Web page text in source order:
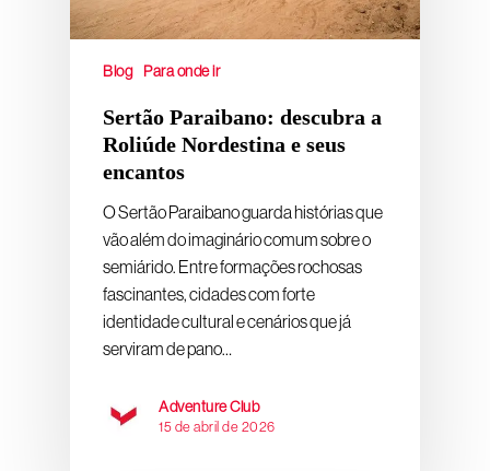
Blog Para onde ir
Sertão Paraibano: descubra a
Roliúde Nordestina e seus
encantos
O Sertão Paraibano guarda histórias que
vão além do imaginário comum sobre o
semiárido. Entre formações rochosas
fascinantes, cidades com forte
identidade cultural e cenários que já
serviram de pano…
Adventure Club
15 de abril de 2026